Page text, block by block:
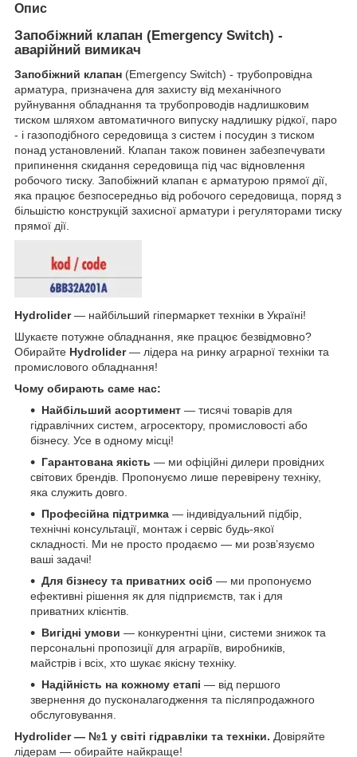
Опис
Запобіжний клапан (Emergency Switch) -
аварійний вимикач
Запобіжний клапан (Emergency Switch) - трубопровідна
арматура, призначена для захисту від механічного
руйнування обладнання та трубопроводів надлишковим
тиском шляхом автоматичного випуску надлишку рідкої, паро
- і газоподібного середовища з систем і посудин з тиском
понад установлений. Клапан також повинен забезпечувати
припинення скидання середовища під час відновлення
робочого тиску. Запобіжний клапан є арматурою прямої дії,
яка працює безпосередньо від робочого середовища, поряд з
більшістю конструкцій захисної арматури і регуляторами тиску
прямої дії.
Hydrolider— найбільший гіпермаркет техніки в Україні!
Шукаєте потужне обладнання, яке працює безвідмовно?
Обирайте Hydrolider— лідера на ринку аграрної техніки та
промислового обладнання!
Чому обирають саме нас:
Найбільший асортимент — тисячі товарів для
гідравлічних систем, агросектору, промисловості або
бізнесу. Усе в одному місці!
Гарантована якість — ми офіційні дилери провідних
світових брендів. Пропонуємо лише перевірену техніку,
яка служить довго.
Професійна підтримка — індивідуальний підбір,
технічні консультації, монтаж і сервіс будь-якої
складності. Ми не просто продаємо — ми розв’язуємо
ваші задачі!
Для бізнесу та приватних осіб — ми пропонуємо
ефективні рішення як для підприємств, так і для
приватних клієнтів.
Вигідні умови — конкурентні ціни, системи знижок та
персональні пропозиції для аграріїв, виробників,
майстрів і всіх, хто шукає якісну техніку.
Надійність на кожному етапі — від першого
звернення до пусконалагодження та післяпродажного
обслуговування.
Hydrolider — №1 у світі гідравліки та техніки. Довіряйте
лідерам — обирайте найкраще!